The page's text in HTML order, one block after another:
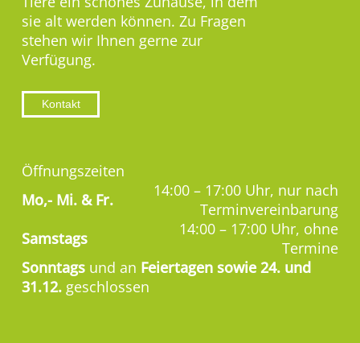
sie alt werden können. Zu Fragen
stehen wir Ihnen gerne zur
Verfügung.
Kontakt
Öffnungszeiten
Mo,- Mi. & Fr.
14:00 – 17:00 Uhr, nur nach
Terminvereinbarung
Samstags
14:00 – 17:00 Uhr, ohne
Termine
Sonntags und an Feiertagen sowie 24. und
31.12. geschlossen